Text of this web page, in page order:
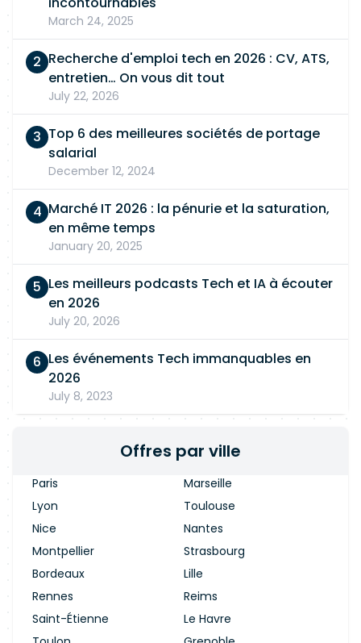
March 24, 2025
Recherche d'emploi tech en 2026 : CV, ATS,
entretien… On vous dit tout
July 22, 2026
Top 6 des meilleures sociétés de portage
salarial
December 12, 2024
Marché IT 2026 : la pénurie et la saturation,
en même temps
January 20, 2025
Les meilleurs podcasts Tech et IA à écouter
en 2026
July 20, 2026
Les événements Tech immanquables en
2026
July 8, 2023
Offres par ville
Paris
Marseille
Lyon
Toulouse
Nice
Nantes
Montpellier
Strasbourg
Bordeaux
Lille
Rennes
Reims
Saint-Étienne
Le Havre